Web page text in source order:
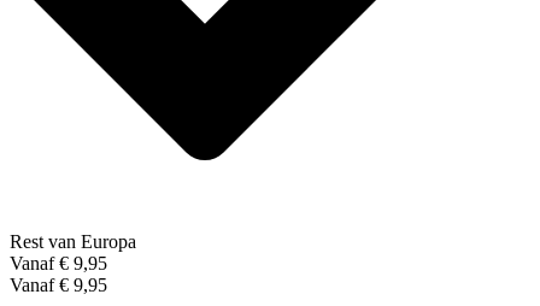
Rest van Europa
Vanaf € 9,95
Vanaf € 9,95